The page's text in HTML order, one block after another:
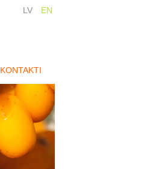
LV EN
KONTAKTI